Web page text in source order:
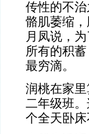
传性的不
骼肌萎缩
月凤说，
所有的积
最穷滴。
润桃在家
二年级班
个全天卧